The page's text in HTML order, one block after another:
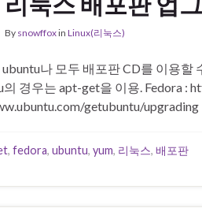
By snowffoxin Linux(리눅스)
나 모두 배포판 CD를 이용할
의 경우는 apt-get을 이용. Fedora
getubuntu/upgrading
, fedora, ubuntu, yum, 리눅스, 배포판